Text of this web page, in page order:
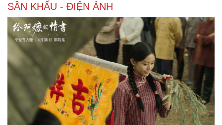
SÂN KHẤU - ĐIỆN ẢNH